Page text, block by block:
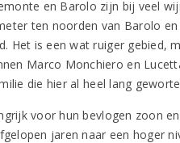
en Barolo zijn bij veel
ten noorden van Barolo
Het is een wat ruiger gebied,
Marco Monchiero en
die hier al heel lang
voor hun bevlogen zoon
jaren naar een hoger